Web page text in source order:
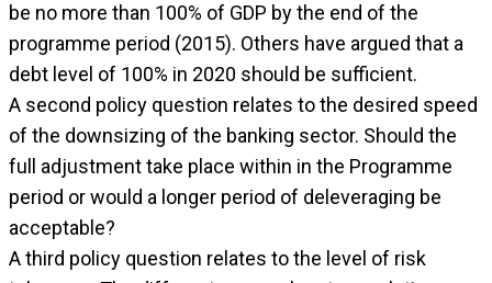
be no more than 100% of GDP by the end of the
programme period (2015). Others have argued that a
debt level of 100% in 2020 should be sufficient.
A second policy question relates to the desired speed
of the downsizing of the banking sector. Should the
full adjustment take place within in the Programme
period or would a longer period of deleveraging be
acceptable?
A third policy question relates to the level of risk